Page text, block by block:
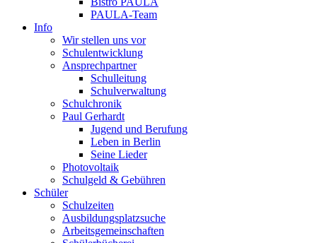
PAULA-Team
Info
Wir stellen uns vor
Schulentwicklung
Ansprechpartner
Schulleitung
Schulverwaltung
Schulchronik
Paul Gerhardt
Jugend und Berufung
Leben in Berlin
Seine Lieder
Photovoltaik
Schulgeld & Gebühren
Schüler
Schulzeiten
Ausbildungsplatzsuche
Arbeitsgemeinschaften